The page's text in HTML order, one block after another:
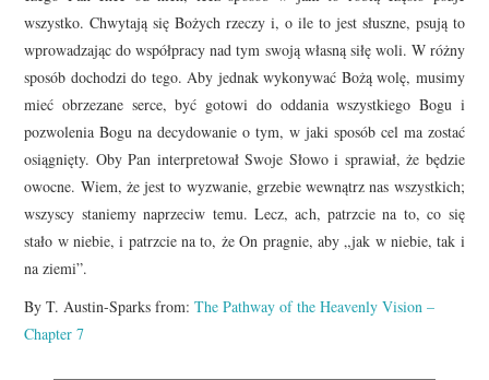
wszystko. Chwytają się Bożych rzeczy i, o ile to jest słuszne, psują to
wprowadzając do współpracy nad tym swoją własną siłę woli. W różny
sposób dochodzi do tego. Aby jednak wykonywać Bożą wolę, musimy
mieć obrzezane serce, być gotowi do oddania wszystkiego Bogu i
pozwolenia Bogu na decydowanie o tym, w jaki sposób cel ma zostać
osiągnięty. Oby Pan interpretował Swoje Słowo i sprawiał, że będzie
owocne. Wiem, że jest to wyzwanie, grzebie wewnątrz nas wszystkich;
wszyscy staniemy naprzeciw temu. Lecz, ach, patrzcie na to, co się
stało w niebie, i patrzcie na to, że On pragnie, aby „jak w niebie, tak i
na ziemi”.
By T. Austin-Sparks from: The Pathway of the Heavenly Vision –
Chapter 7